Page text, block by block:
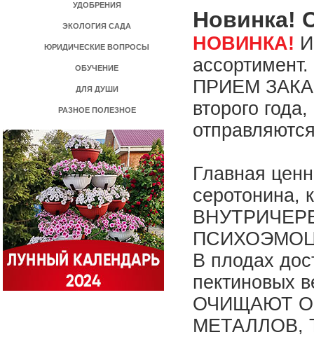
УДОБРЕНИЯ
ЭКОЛОГИЯ САДА
ЮРИДИЧЕСКИЕ ВОПРОСЫ
ОБУЧЕНИЕ
ДЛЯ ДУШИ
РАЗНОЕ ПОЛЕЗНОЕ
Новинка!
НОВИНКА!
ПРИЕМ
второго
Главная
В плодах
пектиновых
ОЧИЩАЮТ
МЕТАЛЛОВ,